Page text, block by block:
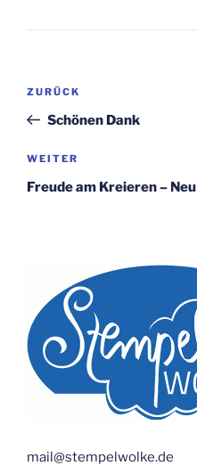
Beitragsnavigation
Vorheriger
Beitrag
ZURÜCK
Schönen Dank
Nächster
Beitrag
WEITER
Freude am Kreieren – Neu
mail@stempelwolke.de